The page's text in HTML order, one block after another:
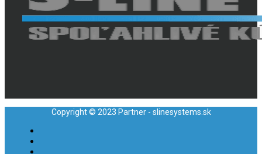
Copyright © 2023 Partner - slinesystems.sk